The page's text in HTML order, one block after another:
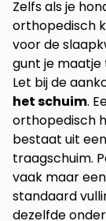
Zelfs als je
orthopedisch
voor de
gunt je
Let bij de
het schuim.
orthopedisch
bestaat uit
traagschuim.
vaak maar
standaard
dezelfde